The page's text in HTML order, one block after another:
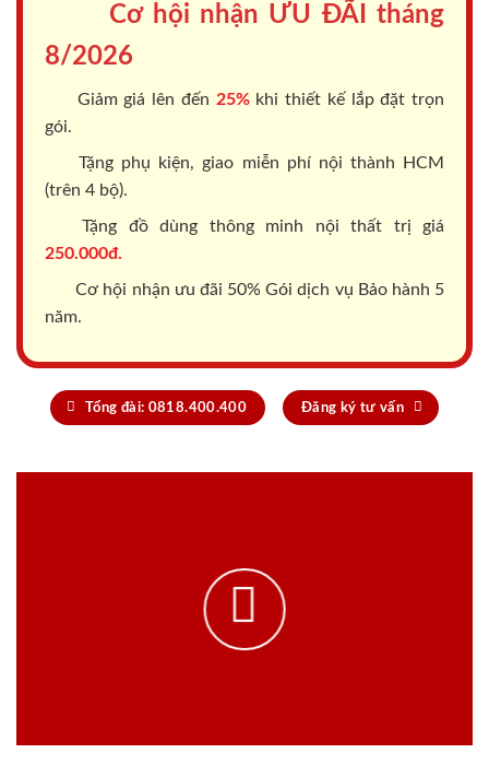
Cơ hội nhận ƯU ĐÃI tháng
8/2026
Giảm giá lên đến 25%khi thiết kế lắp đặt trọn
gói.
Tặng phụ kiện, giao miễn phí nội thành HCM
(trên 4 bộ).
Tặng đồ dùng thông minh nội thất trị giá
250.000đ.
Cơ hội nhận ưu đãi 50% Gói dịch vụ Bảo hành 5
năm.
Tổng đài: 0818.400.400 Đăng ký tư vấn